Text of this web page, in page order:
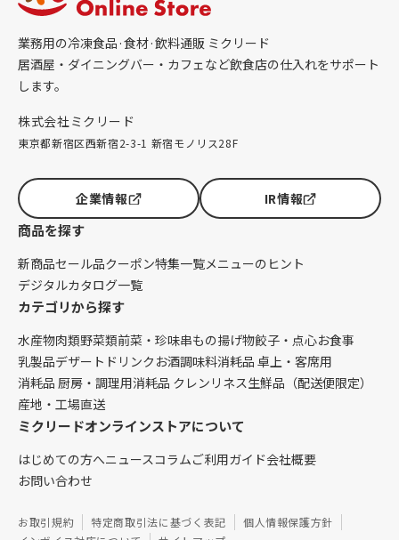
業務用の冷凍食品·食材·飲料通販 ミクリード
居酒屋・ダイニングバー・カフェなど飲食店の仕入れをサポート
します。
株式会社ミクリード
東京都新宿区西新宿2-3-1 新宿モノリス28F
企業情報 IR情報
商品を探す
新商品セール品クーポン特集一覧メニューのヒント
デジタルカタログ一覧
カテゴリから探す
水産物肉類野菜類前菜・珍味串もの揚げ物餃子・点心お食事
乳製品デザート ドリンク お酒調味料消耗品 卓上・客席用
消耗品 厨房・調理用消耗品 クレンリネス生鮮品（配送便限定）
産地・工場直送
ミクリードオンラインストアについて
はじめての方へニュースコラムご利用ガイド会社概要
お問い合わせ
お取引規約 特定商取引法に基づく表記
個人情報保護方針